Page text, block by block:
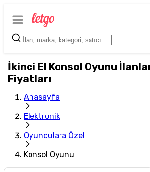
İkinci El Konsol Oyunu
Fiyatları
Anasayfa
Elektronik
Oyunculara Özel
Konsol Oyunu